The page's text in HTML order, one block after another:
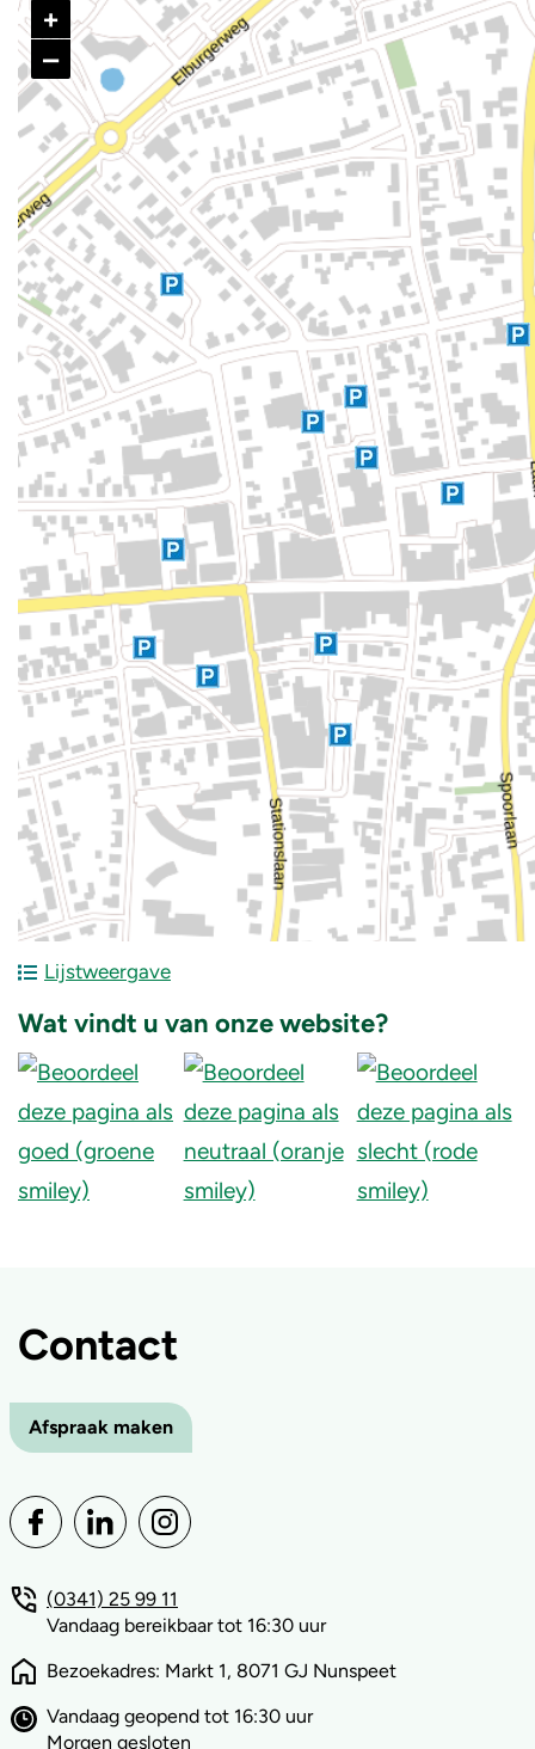
+
–
Lijstweergave
Wat vindt u van onze website?
Contact
Afspraak maken
(0341) 25 99 11
Vandaag bereikbaar tot 16:30 uur
Bezoekadres: Markt 1, 8071 GJ Nunspeet
Vandaag geopend tot 16:30 uur
Morgen gesloten